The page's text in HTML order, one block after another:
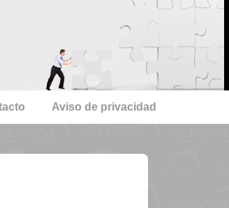
Aviso de privacidad